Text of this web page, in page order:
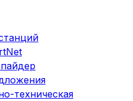
техническая